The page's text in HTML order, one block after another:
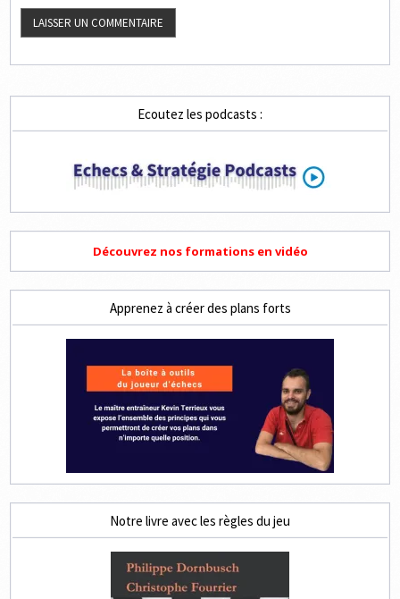
Ecoutez les podcasts :
Découvrez nos formations en vidéo
Apprenez à créer des plans forts
Notre livre avec les règles du jeu